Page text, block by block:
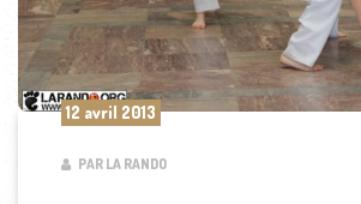
12 avril 2013
PAR LA RANDO